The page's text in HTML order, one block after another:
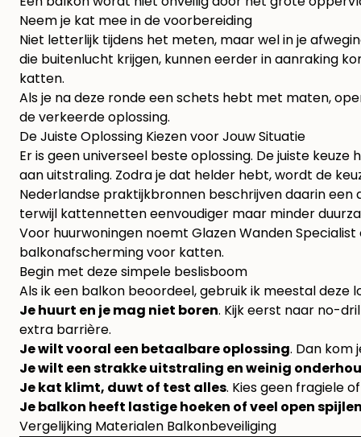
Neem je kat mee in de voorbereiding
Niet letterlijk tijdens het meten, maar wel in je
die buitenlucht krijgen, kunnen eerder in aanraking
katten.
Als je na deze ronde een schets hebt met maten,
de verkeerde oplossing.
De Juiste Oplossing Kiezen voor Jouw Situatie
Er is geen universeel beste oplossing. De juiste
aan uitstraling. Zodra je dat helder hebt, wordt de
Nederlandse praktijkbronnen beschrijven daarin een
terwijl kattennetten eenvoudiger maar minder
Voor huurwoningen noemt Glazen Wanden
balkonafscherming voor katten.
Begin met deze simpele beslisboom
Als ik een balkon beoordeel, gebruik ik meestal deze
Je huurt en je mag niet boren. Kijk eerst naar no-
extra barrière.
Je wilt vooral een betaalbare oplossing. Dan kom
Je wilt een strakke uitstraling en weinig
Je kat klimt, duwt of test alles. Kies geen fragiele
Je balkon heeft lastige hoeken of veel open
Vergelijking Materialen Balkonbeveiliging